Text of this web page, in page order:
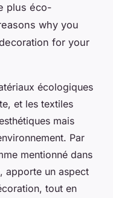
plus éco-
why you
for your
écologiques
et les textiles
mais
Par
mentionné dans
apporte un aspect
tout en